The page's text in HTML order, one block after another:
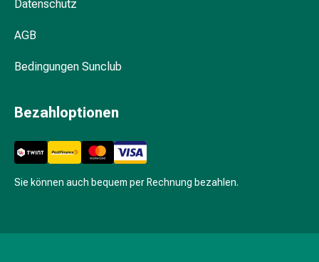
Körperpflege
Hautschutzcremen
&
Dekolletépflege
Körperpeeling
Cellulite
Datenschutz
AGB
Bedingungen Sunclub
Bezahloptionen
Sie können auch bequem per Rechnung bezahlen.